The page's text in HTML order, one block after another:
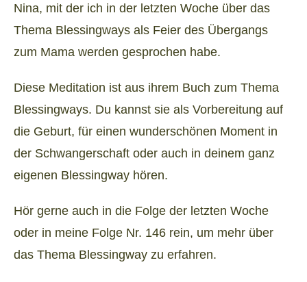
Nina, mit der ich in der letzten Woche über das
Thema Blessingways als Feier des Übergangs
zum Mama werden gesprochen habe.
Diese Meditation ist aus ihrem Buch zum Thema
Blessingways. Du kannst sie als Vorbereitung auf
die Geburt, für einen wunderschönen Moment in
der Schwangerschaft oder auch in deinem ganz
eigenen Blessingway hören.
Hör gerne auch in die Folge der letzten Woche
oder in meine Folge Nr. 146 rein, um mehr über
das Thema Blessingway zu erfahren.